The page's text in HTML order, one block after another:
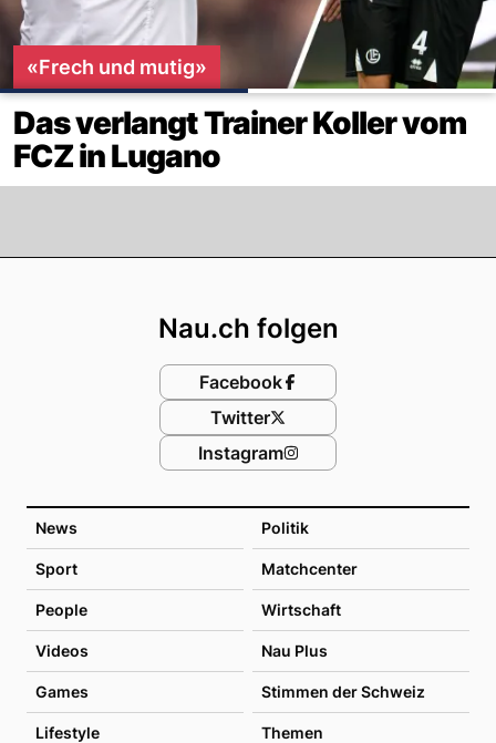
«Frech und mutig»
Das verlangt Trainer Koller vom
FCZ in Lugano
News Politik
Sport Matchcenter
People Wirtschaft
Videos Nau Plus
Games Stimmen der Schweiz
Lifestyle Themen
Nau.ch folgen
Facebook
Twitter
Instagram